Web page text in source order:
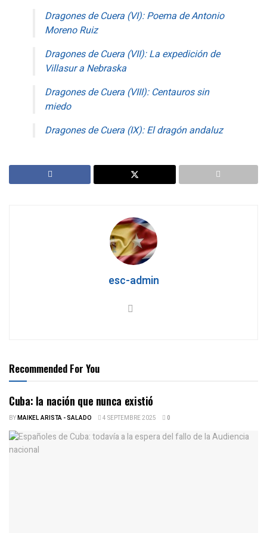
Dragones de Cuera (VI): Poema de Antonio
Moreno Ruiz
Dragones de Cuera (VII): La expedición de
Villasur a Nebraska
Dragones de Cuera (VIII): Centauros sin
miedo
Dragones de Cuera (IX): El dragón andaluz
esc-admin
Recommended For You
Cuba: la nación que nunca existió
BYMAIKEL ARISTA - SALADO 4 SEPTEMBRE 2025 0